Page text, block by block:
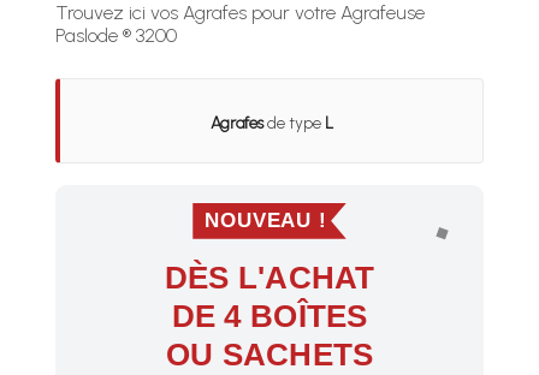
Trouvez ici vos Agrafes pour votre Agrafeuse
Paslode ® 3200
Agrafesde type L
NOUVEAU !
DÈS L'ACHAT
DE 4 BOÎTES
OU SACHETS